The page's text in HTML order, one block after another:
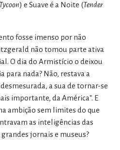
) e Suave é a Noite (Tender
fosse imenso por não
não tomou parte ativa
O dia do Armistício o deixou
para nada? Não, restava a
a sua de tornar-se
importante, da América". E
ambição sem limites do que
as inteligências das
jornais e museus?